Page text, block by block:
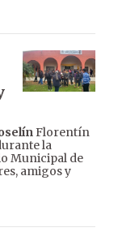
Florentín
la
Municipal de
amigos y